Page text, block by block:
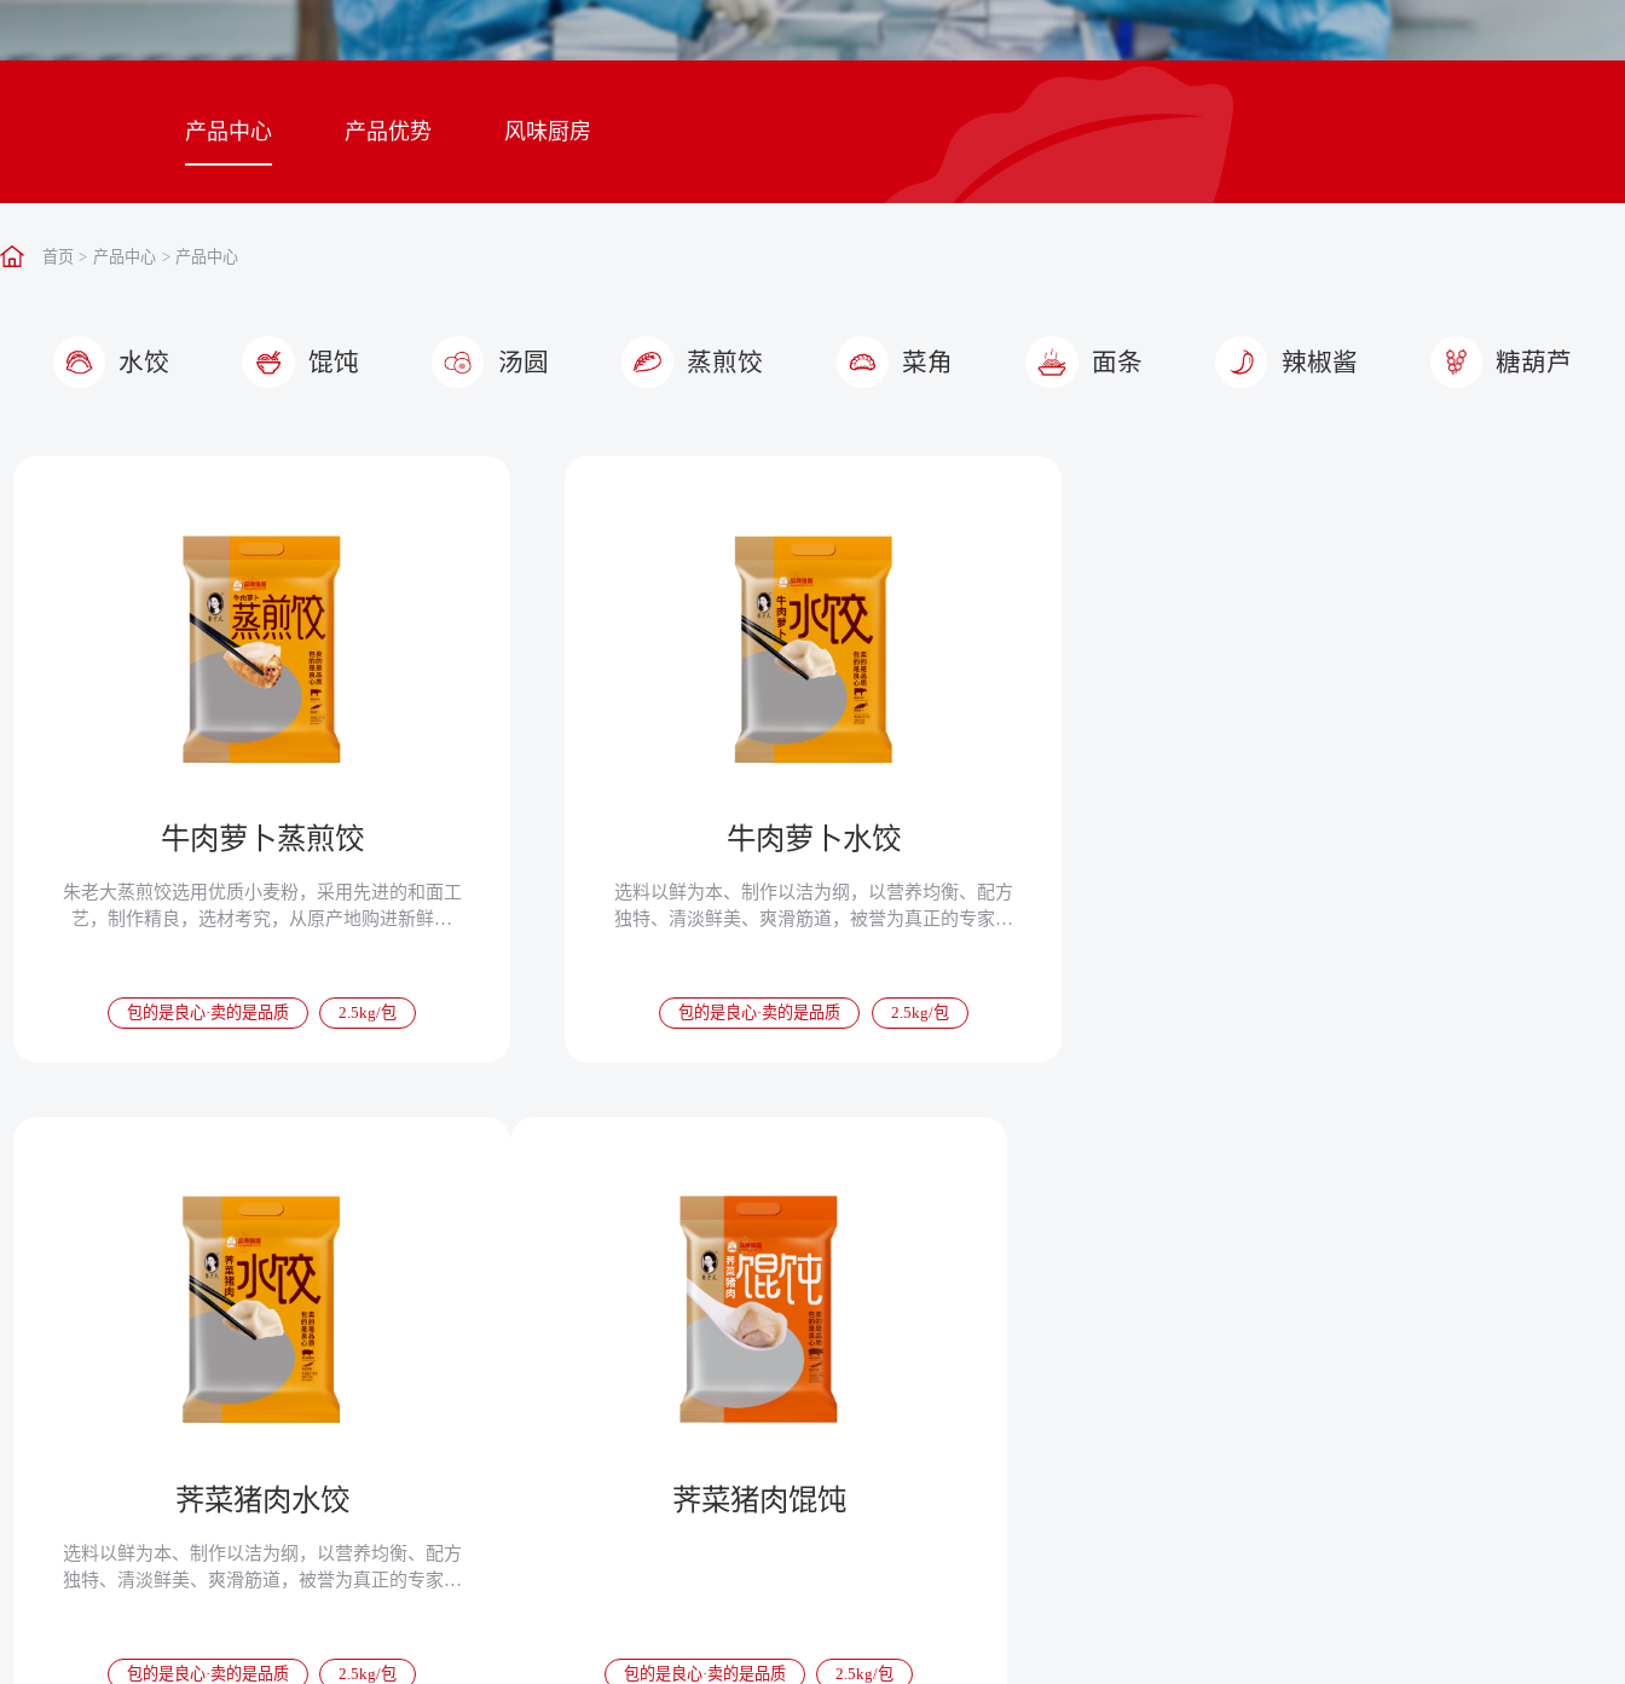
产品中心 产品优势 风味厨房
首页 > 产品中心 > 产品中心
水饺 馄饨 汤圆 蒸煎饺 菜角 面条 辣椒酱 糖葫芦
牛肉萝卜蒸煎饺
朱老大蒸煎饺选用优质小麦粉，采用先进的和面工
艺，制作精良，选材考究，从原产地购进新鲜蔬
美，营养丰富。
包的是良心·卖的是品质 2.5kg/包
牛肉萝卜水饺
选料以鲜为本、制作以洁为纲，以营养均衡、配方
独特、清淡鲜美、爽滑筋道，被誉为真正的专家水
包的是良心·卖的是品质 2.5kg/包
荠菜猪肉水饺
选料以鲜为本、制作以洁为纲，以营养均衡、配方
独特、清淡鲜美、爽滑筋道，被誉为真正的专家水
包的是良心·卖的是品质 2.5kg/包
荠菜猪肉馄饨
包的是良心·卖的是品质 2.5kg/包